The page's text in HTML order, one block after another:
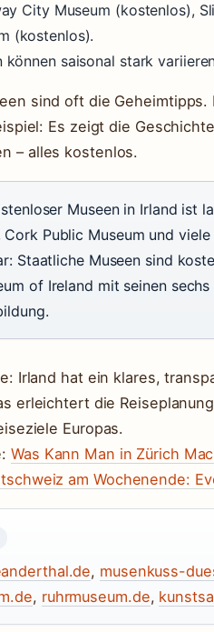
City Museum (kostenlos),
(kostenlos).
können saisonal stark
sind oft die Geheimtipps.
Es zeigt die
– alles kostenlos.
Museen in Irland ist
Cork Public Museum und
Staatliche Museen sind
of Ireland mit seinen
Irland hat ein klares,
erleichtert die
Europas.
Was Kann Man in Zürich
am Wochenende:
, musenkuss-
, ruhrmuseum.de,